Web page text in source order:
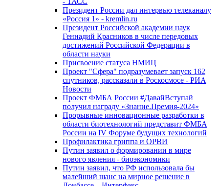
Президент России дал интервью телеканалу
«Россия 1» - kremlin.ru
Президент Российской академии наук
Геннадий Красников в числе передовых
достижений Российской Федерации в
области науки
Присвоение статуса НМИЦ
Проект "Сфера" подразумевает запуск 162
спутников, рассказали в Роскосмосе - РИА
Новости
Проект ФМБА России #ДавайВступай
получил награду «Знание.Премия-2024»
Прорывные инновационные разработки в
области биотехнологий представит ФМБА
России на IV Форуме будущих технологий
Профилактика гриппа и ОРВИ
Путин заявил о формировании в мире
нового явления - биоэкономики
Путин заявил, что РФ использовала бы
малейший шанс на мирное решение в